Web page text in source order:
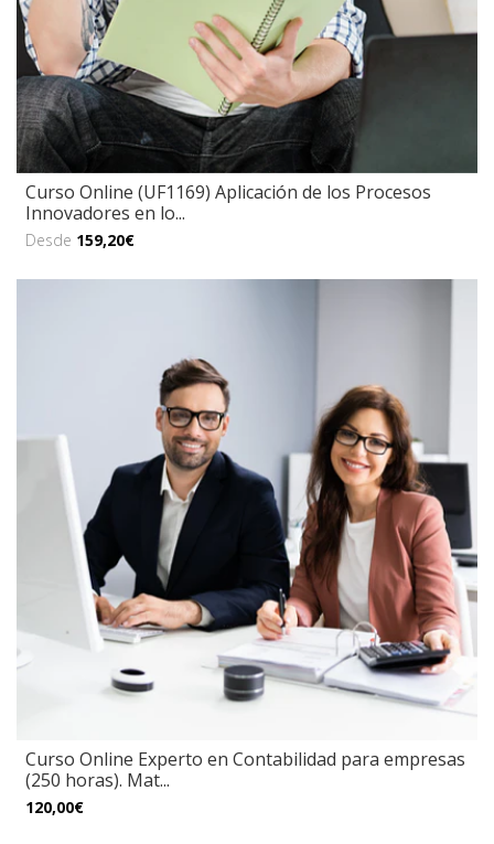
Curso Online (UF1169) Aplicación de los Procesos
Innovadores en lo...
Desde 159,20€
Curso Online Experto en Contabilidad para empresas
(250 horas). Mat...
120,00€